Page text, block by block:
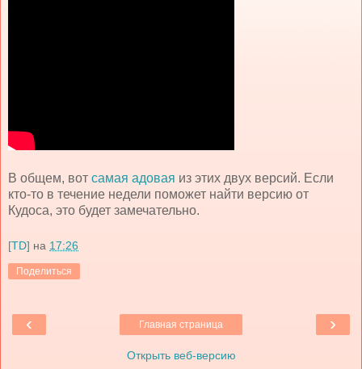
В общем, вот самая адовая из этих двух версий. Если
кто-то в течение недели поможет найти версию от
Кудоса, это будет замечательно.
[TD] на 17:26
Поделиться
‹ ›
Главная страница
Открыть веб-версию